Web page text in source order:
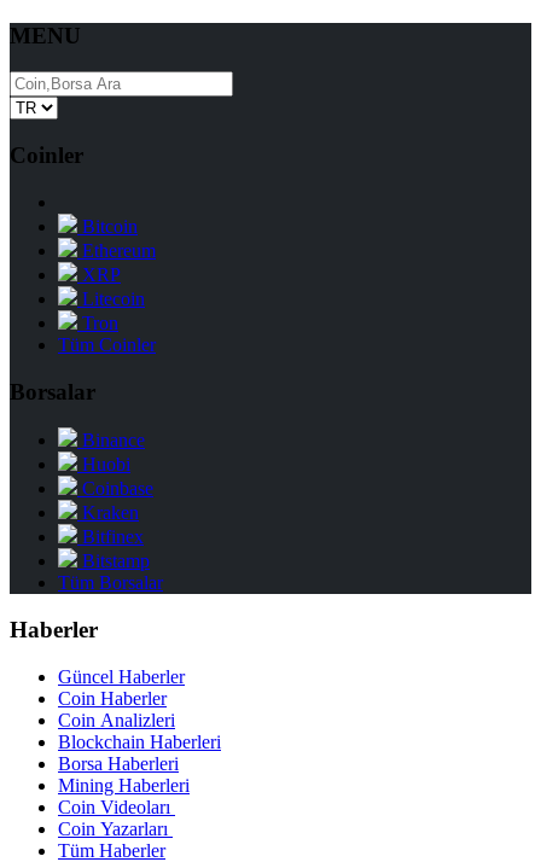
MENU
Coinler
Bitcoin
Ethereum
XRP
Litecoin
Tron
Tüm Coinler
Borsalar
Binance
Huobi
Coinbase
Kraken
Bitfinex
Bitstamp
Tüm Borsalar
Haberler
Güncel Haberler
Coin Haberler
Coin Analizleri
Blockchain Haberleri
Borsa Haberleri
Mining Haberleri
Coin Videoları
Coin Yazarları
Tüm Haberler